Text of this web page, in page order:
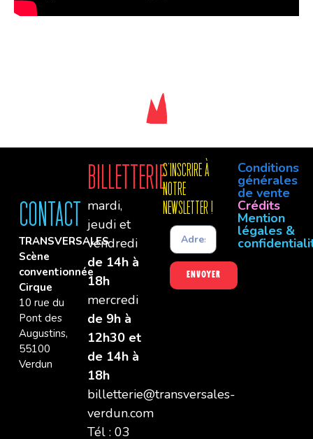
Contact
TRANSVERSALES
Scène
conventionnée
Cirque
10 rue du
Pont des
Augustins,
55100
Verdun
Billetterie
mardi,
jeudi et
vendredi
de 14h à
18h
mercredi
de 9h à
12h30 et
de 14h à
18h
billetterie@transversales-
verdun.com
Tél : 03
S'INSCRIre à
notre
newsletter !
Envoyer
Conditions
générales
de vente
Crédits
Mention
légales &